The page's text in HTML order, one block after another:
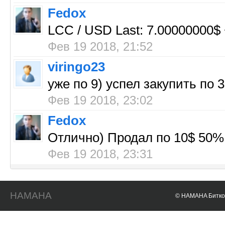
Fedox
LCC / USD Last:
Фев 19 2018, 21:52
viringo23
уже по 9) успел закупить по
Фев 19 2018, 23:02
Fedox
Отлично) Продал по 10$
Фев 19 2018, 23:31
HAMAHA © HAMAHA